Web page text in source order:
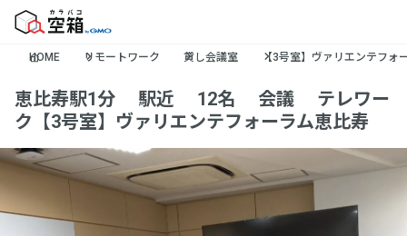
HOME リモートワーク 貸し会議室 【3号室】ヴァリエンテフォ
恵比寿駅1分🚶‍♂️駅近🚃12名🙆‍♀️会議👩‍💻テレワー
ク【3号室】ヴァリエンテフォーラム恵比寿